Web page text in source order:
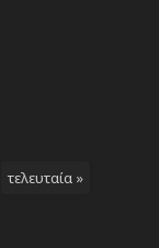
τελευταία »